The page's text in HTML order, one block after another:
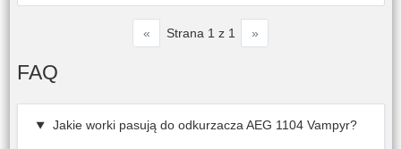
« Strana 1 z 1 »
FAQ
Jakie worki pasują do odkurzacza AEG 1104 Vampyr?